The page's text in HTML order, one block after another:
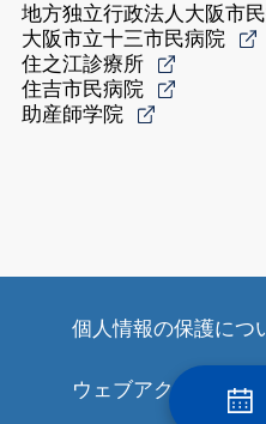
地方独立行政法人大阪市
大阪市立十三市民病院
住之江診療所
住吉市民病院
助産師学院
個人情報の保護につ
ウェブアクセシビリ